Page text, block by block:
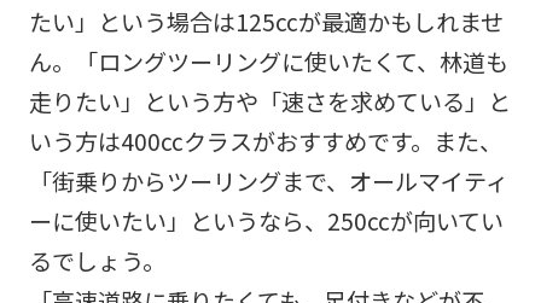
たい」という場合は125ccが最適かもしれませ
ん。「ロングツーリングに使いたくて、林道も
走りたい」という方や「速さを求めている」と
いう方は400ccクラスがおすすめです。また、
「街乗りからツーリングまで、オールマイティ
ーに使いたい」というなら、250ccが向いてい
るでしょう。